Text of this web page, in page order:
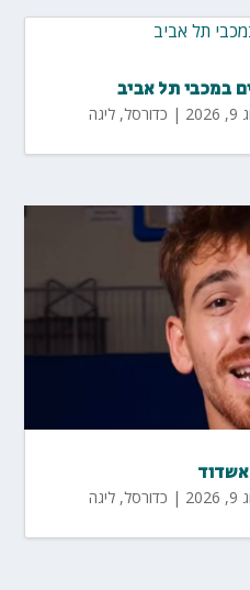
במכבי תל אביב
| כדורסל,ליגה
| כדורסל,ליגה